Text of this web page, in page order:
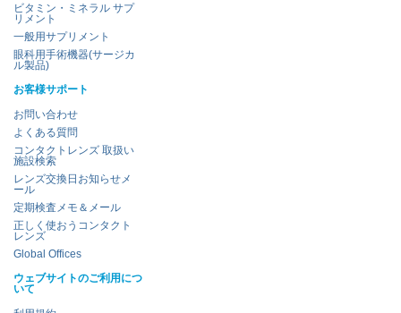
ビタミン・ミネラル サプ
リメント
一般用サプリメント
眼科用手術機器(サージカ
ル製品)
お客様サポート
お問い合わせ
よくある質問
コンタクトレンズ 取扱い
施設検索
レンズ交換日お知らせメ
ール
定期検査メモ＆メール
正しく使おうコンタクト
レンズ
Global Offices
ウェブサイトのご利用につ
いて